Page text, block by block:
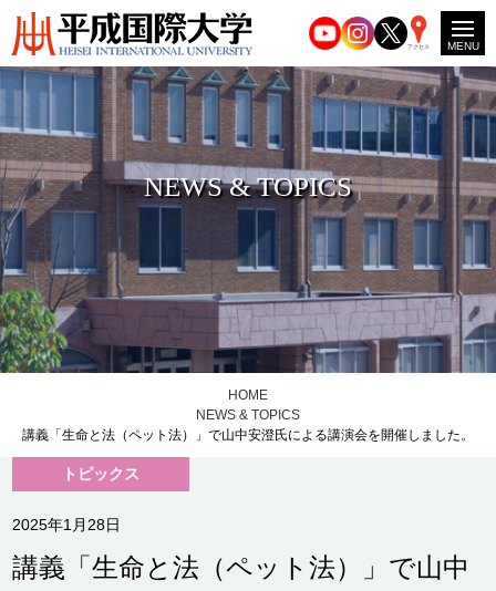
アクセス MENU
NEWS & TOPICS
HOME
NEWS & TOPICS
講義「生命と法（ペット法）」で山中安澄氏による講演会を開催しました。
トピックス
2025年1月28日
講義「生命と法（ペット法）」で山中